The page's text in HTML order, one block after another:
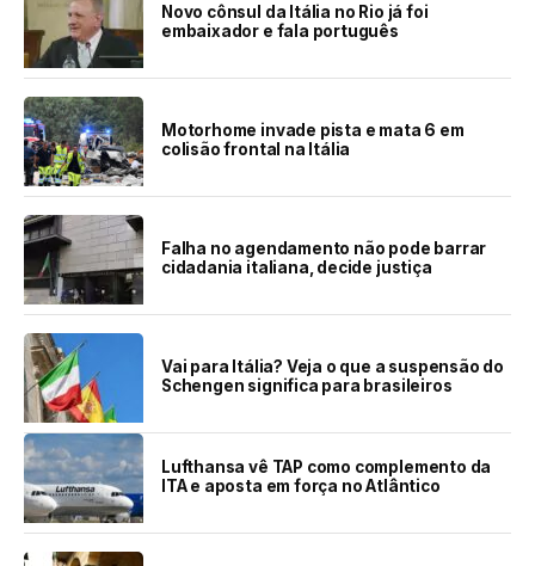
Novo cônsul da Itália no Rio já foi
embaixador e fala português
Motorhome invade pista e mata 6 em
colisão frontal na Itália
Falha no agendamento não pode barrar
cidadania italiana, decide justiça
Vai para Itália? Veja o que a suspensão do
Schengen significa para brasileiros
Lufthansa vê TAP como complemento da
ITA e aposta em força no Atlântico